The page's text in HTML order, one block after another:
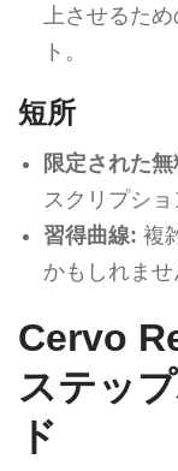
上させるた
ト。
短所
限定された
スクリプショ
習得曲線: 複
かもしれませ
Cervo
ステッ
ド